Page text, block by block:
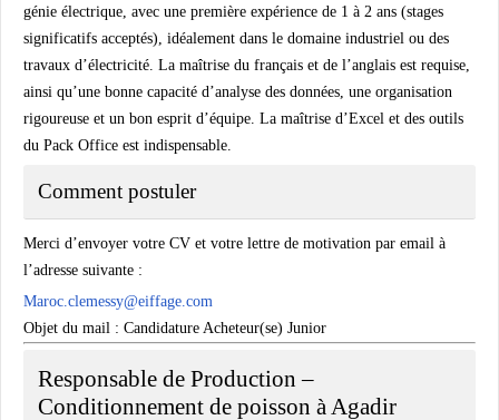
génie électrique, avec une première expérience de 1 à 2 ans (stages
significatifs acceptés), idéalement dans le domaine industriel ou des
travaux d’électricité. La maîtrise du français et de l’anglais est requise,
ainsi qu’une bonne capacité d’analyse des données, une organisation
rigoureuse et un bon esprit d’équipe. La maîtrise d’Excel et des outils
du Pack Office est indispensable.
Comment postuler
Merci d’envoyer votre CV et votre lettre de motivation par email à
l’adresse suivante :
Maroc.clemessy@eiffage.com
Objet du mail : Candidature Acheteur(se) Junior
Responsable de Production –
Conditionnement de poisson à Agadir